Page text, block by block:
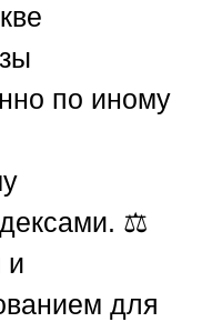
по иному
⚖️
и
для